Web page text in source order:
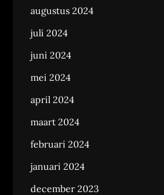
augustus 2024
juli 2024
juni 2024
mei 2024
april 2024
maart 2024
februari 2024
januari 2024
december 2023